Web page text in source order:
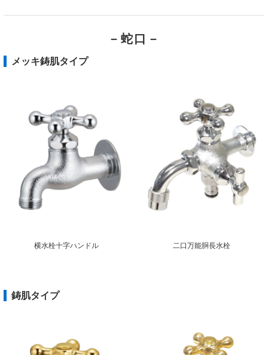
－蛇口－
メッキ鋳肌タイプ
横水栓十字ハンドル 二口万能胴長水栓
鋳肌タイプ